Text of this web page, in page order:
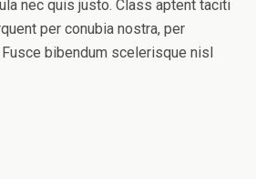
nec quis justo. Class aptent taciti
per conubia nostra, per
bibendum scelerisque nisl